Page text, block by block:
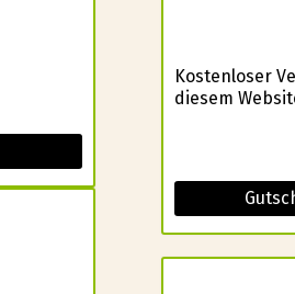
Kostenloser
diesem